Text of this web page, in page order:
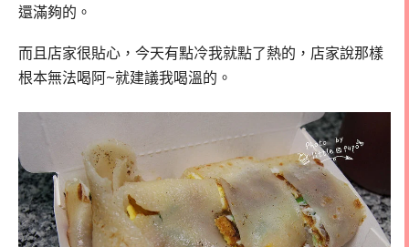
還滿夠的。
而且店家很貼心，今天有點冷我就點了熱的，店家說那樣
根本無法喝阿~就建議我喝溫的。